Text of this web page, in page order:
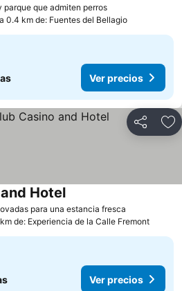
parque que admiten perrosVer precios
a 0.4 km de: Fuentes del Bellagio
Ver precios
Compartir
para una estancia fresca
HotelVer precios
de: Experiencia de la Calle Fremont
Ver precios